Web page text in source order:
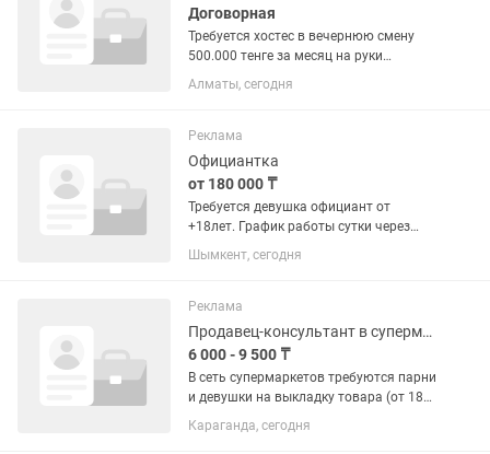
Договорная
Требуется хостес в вечернюю смену
500.000 тенге за месяц на руки
Обязательно требуется девушка от 19
до 30 лет! Выплаты: на руки раз в 3 дня
занятость График работы:...
Алматы, сегодня
Реклама
Официантка
от 180 000 ₸
Требуется девушка официант от
+18лет. График работы сутки через
двое 1/2. Зарплата два раза в месяц
+бонус, премия
Шымкент, сегодня
Реклама
Продавец-консультант в супермаркет (оплата ежедневная)
6 000 - 9 500 ₸
В сеть супермаркетов требуются парни
и девушки на выкладку товара (от 18
лет) Обязанности: • Выкладка товара
(мерчендайзинг); • Поддержание
Караганда, сегодня